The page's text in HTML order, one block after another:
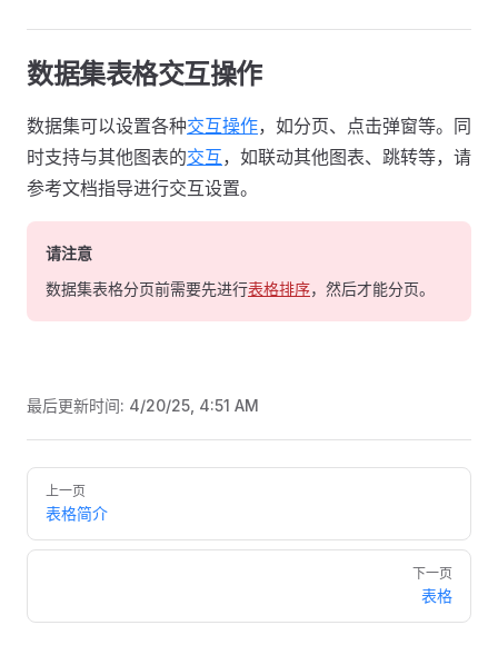
数据集表格交互操作
数据集可以设置各种交互操作，如分页、点击弹窗等。同
时支持与其他图表的交互，如联动其他图表、跳转等，请
参考文档指导进行交互设置。
请注意
数据集表格分页前需要先进行表格排序，然后才能分页。
最后更新时间: 4/20/25, 4:51 AM
Pager
上一页
表格简介
下一页
表格